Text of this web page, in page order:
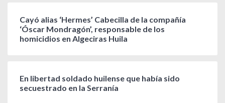
Cayó alias ‘Hermes’ Cabecilla de la compañía
‘Óscar Mondragón’, responsable de los
homicidios en Algeciras Huila
En libertad soldado huilense que había sido
secuestrado en la Serranía